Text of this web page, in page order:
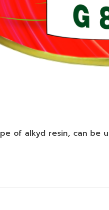
of alkyd resin, can be